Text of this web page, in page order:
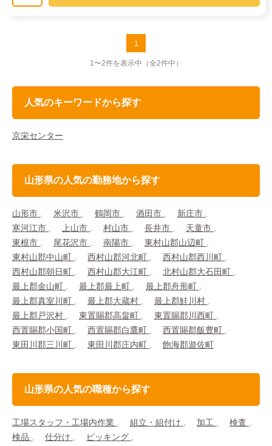
1
1〜2件を表示中 （全2件中）
人気のキーワードから探す
京栄センター
山形県の人気の勤務地から探す
山形市 米沢市 鶴岡市 酒田市
新庄市
寒河江市
上山市 村山市 長井市
天童市
東根市
尾花沢市 南陽市
東村山郡山辺町
東村山郡中山町
西村山郡河北町
西村山郡西川町
西村山郡朝日町
西村山郡大江町
北村山郡大石田町
最上郡金山町
最上郡最上町
最上郡舟形町
最上郡真室川町
最上郡大蔵村
最上郡鮭川村
最上郡戸沢村
東置賜郡高畠町
東置賜郡川西町
西置賜郡小国町
西置賜郡白鷹町
西置賜郡飯豊町
東田川郡三川町
東田川郡庄内町 飽海郡遊佐町
山形県の人気の職種から探す
工場スタッフ・工場内作業 組立・組付け 加工
検査
検品
仕分け
ピッキング